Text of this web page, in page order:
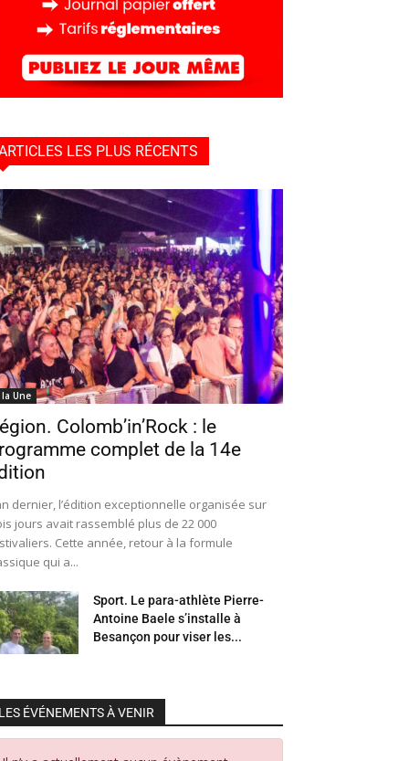
LES PLUS RÉCENTS
la Une
Colomb’in’Rock : le
complet de la 14e
dernier, l’édition exceptionnelle organisée sur
jours avait rassemblé plus de 22 000
Cette année, retour à la formule
qui a...
Sport. Le para-athlète Pierre-
Antoine Baele s’installe à
Besançon pour viser les...
LES ÉVÉNEMENTS À VENIR